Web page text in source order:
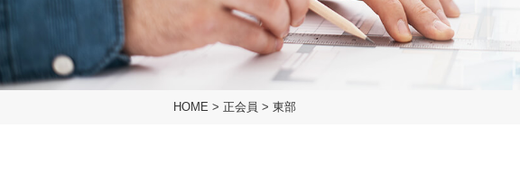
建築物等調査依頼
協会への入会方法
廃業等の届出
登録証明書・閲覧
建築士法
HOME > 正会員 > 東部